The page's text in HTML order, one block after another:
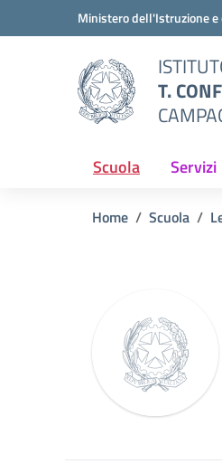
Vai ai contenuti
Vai al menu di navigazione
Ministero dell'Istruzione
T.
Scuola Servizi
Home Scuola